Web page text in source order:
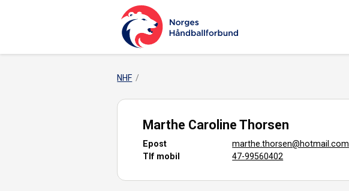
NHF
Marthe Caroline Thorsen
Epost
marthe.thorsen@hotmail.com
Tlf mobil
47-99560402